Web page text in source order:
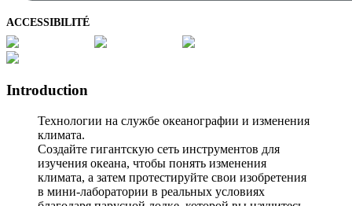
ACCESSIBILITÉ
Introduction
Технологии на службе океанографии и изменения
климата.
Создайте гигантскую сеть инструментов для
изучения океана, чтобы понять изменения
климата, а затем протестируйте свои изобретения
в мини-лаборатории в реальных условиях